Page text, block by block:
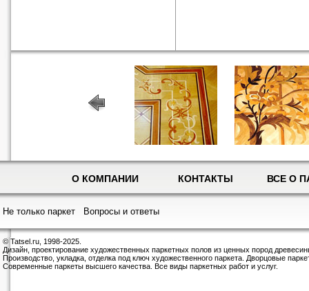
О КОМПАНИИ КОНТАКТЫ ВСЕ О
Не только паркет Вопросы и ответы
© Tatsel.ru, 1998-2025.
Дизайн, проектирование художественных паркетных полов из ценных пород
Производство, укладка, отделка под ключ художественного паркета. Дворцовые
Современные паркеты высшего качества. Все виды паркетных работ и услуг.